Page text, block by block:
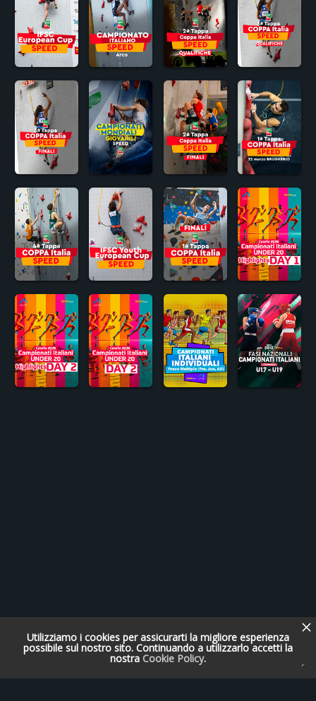
Utilizziamo i cookies per assicurarti la migliore esperienza
possibile sul nostro sito. Continuando a utilizzarlo accetti la
nostra Cookie Policy.